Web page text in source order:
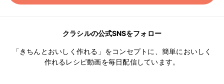
クラシルの公式SNSをフォロー
「きちんとおいしく作れる」をコンセプトに、簡単においしく
作れるレシピ動画を毎日配信しています。